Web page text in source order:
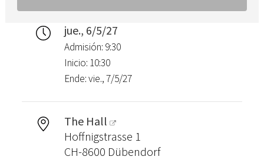
jue., 6/5/27
Admisión: 9:30
Inicio: 10:30
Ende: vie., 7/5/27
The Hall
Hoffnigstrasse 1
CH-8600 Dübendorf